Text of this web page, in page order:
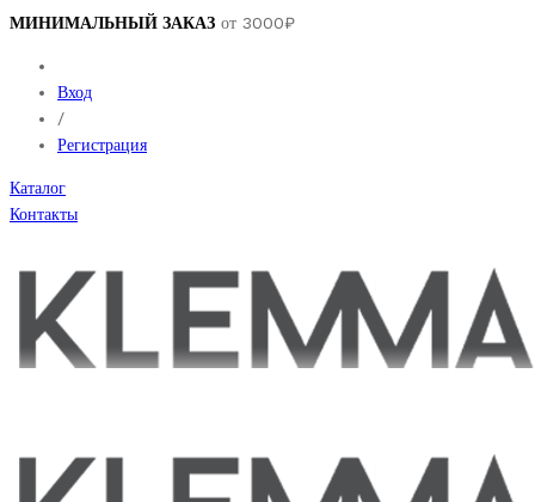
МИНИМАЛЬНЫЙ ЗАКАЗ от 3000₽
Вход
/
Регистрация
Каталог
Контакты